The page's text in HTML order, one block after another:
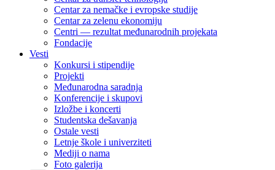
Centar za nemačke i evropske studije
Centar za zelenu ekonomiju
Centri — rezultat međunarodnih projekata
Fondacije
Vesti
Konkursi i stipendije
Projekti
Međunarodna saradnja
Konferencije i skupovi
Izložbe i koncerti
Studentska dešavanja
Ostale vesti
Letnje škole i univerziteti
Mediji o nama
Foto galerija